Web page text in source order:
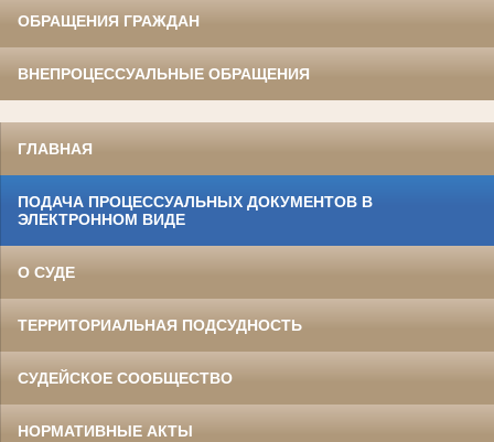
ОБРАЩЕНИЯ ГРАЖДАН
ВНЕПРОЦЕССУАЛЬНЫЕ ОБРАЩЕНИЯ
ГЛАВНАЯ
ПОДАЧА ПРОЦЕССУАЛЬНЫХ ДОКУМЕНТОВ В
ЭЛЕКТРОННОМ ВИДЕ
О СУДЕ
ТЕРРИТОРИАЛЬНАЯ ПОДСУДНОСТЬ
СУДЕЙСКОЕ СООБЩЕСТВО
НОРМАТИВНЫЕ АКТЫ